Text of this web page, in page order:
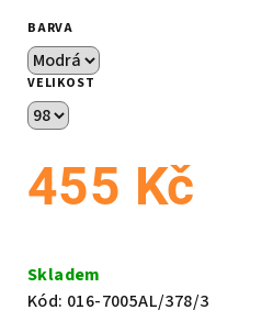
z
5
hvězdiček.
BARVA
VELIKOST
455 Kč
cena:
Skladem
Kód: 016-7005AL/378/3